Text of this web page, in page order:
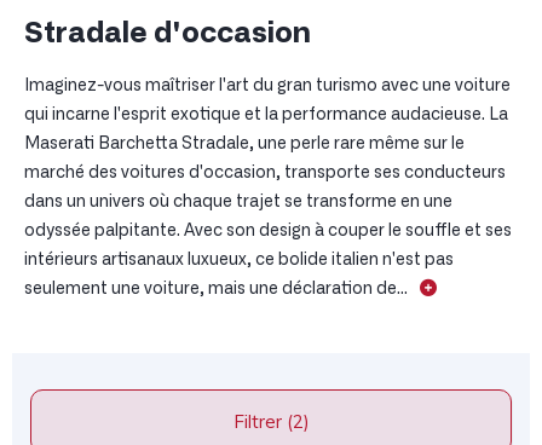
Stradale d'occasion
Imaginez-vous maîtriser l'art du gran turismo avec une voiture
qui incarne l'esprit exotique et la performance audacieuse. La
Maserati Barchetta Stradale, une perle rare même sur le
marché des voitures d'occasion, transporte ses conducteurs
dans un univers où chaque trajet se transforme en une
odyssée palpitante. Avec son design à couper le souffle et ses
intérieurs artisanaux luxueux, ce bolide italien n'est pas
seulement une voiture, mais une déclaration de...
Filtrer (2)